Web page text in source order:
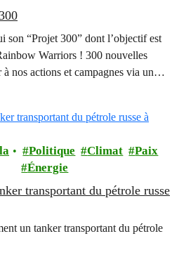
son “Projet 300” dont l’objectif est
Warriors ! 300 nouvelles
nos actions et campagnes via un
Politique Climat
Paix
Énergie
transportant du pétrole russe
un tanker transportant du pétrole